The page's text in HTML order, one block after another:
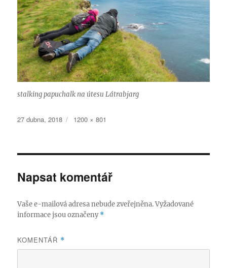
stalking papuchalk na útesu Látrabjarg
Publikováno:
27 dubna, 2018
Původní
1200 × 801
Napsat komentář
Vaše e-mailová adresa nebude zveřejněna. Vyžadované
informace jsou označeny*
KOMENTÁŘ *